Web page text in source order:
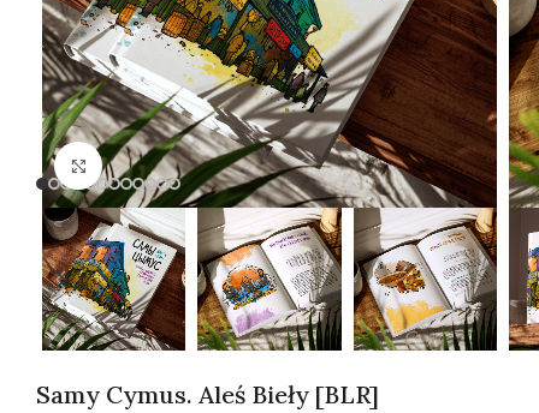
Kliknij, aby powiększyć
Samy Cуmus. Aleś Bieły [BLR]